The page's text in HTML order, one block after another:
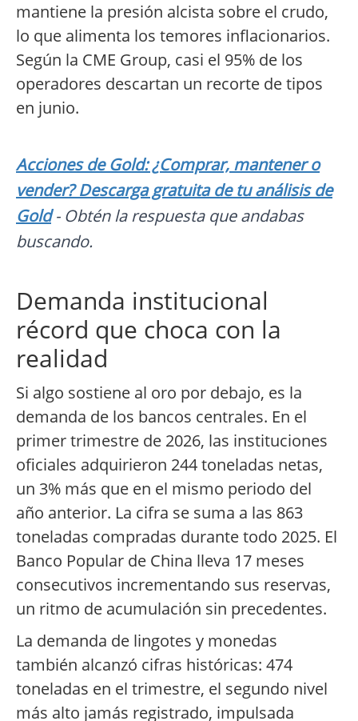
mantiene la presión alcista sobre el crudo,
lo que alimenta los temores inflacionarios.
Según la CME Group, casi el 95% de los
operadores descartan un recorte de tipos
en junio.
Acciones de Gold: ¿Comprar, mantener o
vender? Descarga gratuita de tu análisis de
Gold- Obtén la respuesta que andabas
buscando.
Demanda institucional
récord que choca con la
realidad
Si algo sostiene al oro por debajo, es la
demanda de los bancos centrales. En el
primer trimestre de 2026, las instituciones
oficiales adquirieron 244 toneladas netas,
un 3% más que en el mismo periodo del
año anterior. La cifra se suma a las 863
toneladas compradas durante todo 2025. El
Banco Popular de China lleva 17 meses
consecutivos incrementando sus reservas,
un ritmo de acumulación sin precedentes.
La demanda de lingotes y monedas
también alcanzó cifras históricas: 474
toneladas en el trimestre, el segundo nivel
más alto jamás registrado, impulsada